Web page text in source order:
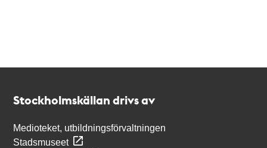
Stockholmskällan drivs av
Medioteket, utbildningsförvaltningen
Stadsmuseet